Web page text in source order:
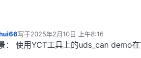
写于2025年2月10日 上午8:16
最后由 编辑
： 使用YCT工具上的uds_can demo